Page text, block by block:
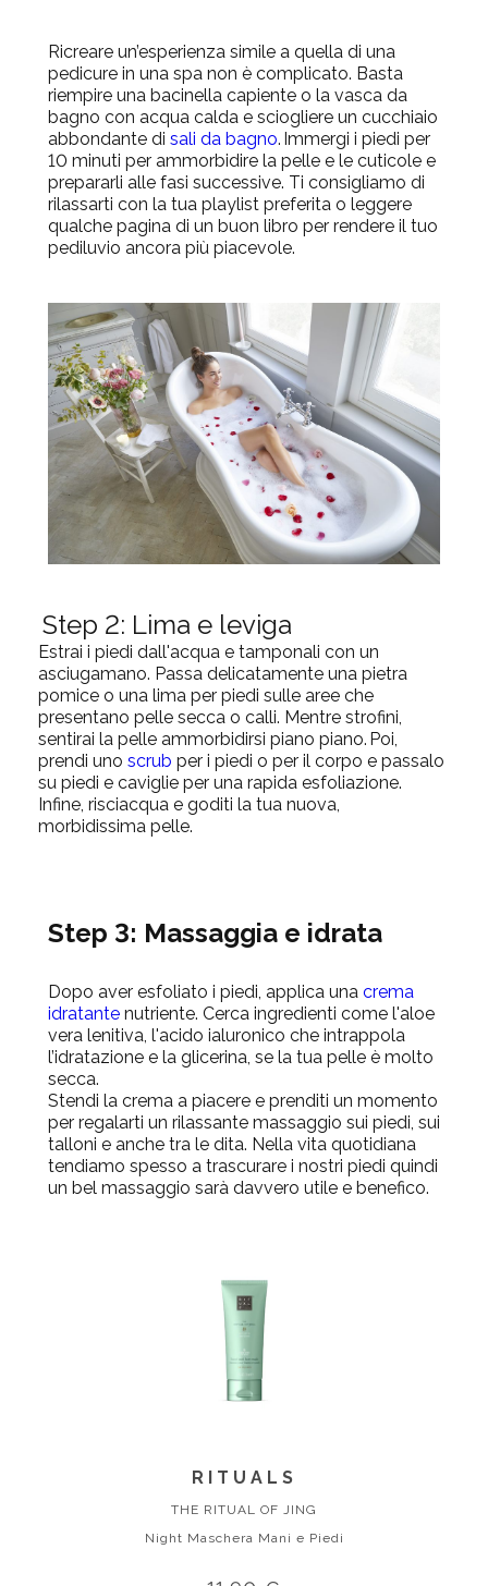
Ricreare un’esperienza simile a quella di una
pedicure in una spa non è complicato. Basta
riempire una bacinella capiente o la vasca da
bagno con acqua calda e sciogliere un cucchiaio
abbondante di sali da bagno. Immergi i piedi per
10 minuti per ammorbidire la pelle e le cuticole e
prepararli alle fasi successive. Ti consigliamo di
rilassarti con la tua playlist preferita o leggere
qualche pagina di un buon libro per rendere il tuo
pediluvio ancora più piacevole.
Step 2: Lima e leviga
Estrai i piedi dall'acqua e tamponali con un
asciugamano. Passa delicatamente una pietra
pomice o una lima per piedi sulle aree che
presentano pelle secca o calli. Mentre strofini,
sentirai la pelle ammorbidirsi piano piano. Poi,
prendi uno scrub per i piedi o per il corpo e passalo
su piedi e caviglie per una rapida esfoliazione.
Infine, risciacqua e goditi la tua nuova,
morbidissima pelle.
Step 3: Massaggia e idrata
Dopo aver esfoliato i piedi, applica una crema
idratante nutriente. Cerca ingredienti come l'aloe
vera lenitiva, l'acido ialuronico che intrappola
l’idratazione e la glicerina, se la tua pelle è molto
secca.
Stendi la crema a piacere e prenditi un momento
per regalarti un rilassante massaggio sui piedi, sui
talloni e anche tra le dita. Nella vita quotidiana
tendiamo spesso a trascurare i nostri piedi quindi
un bel massaggio sarà davvero utile e benefico.
RITUALS
THE RITUAL OF JING
Night Maschera Mani e Piedi